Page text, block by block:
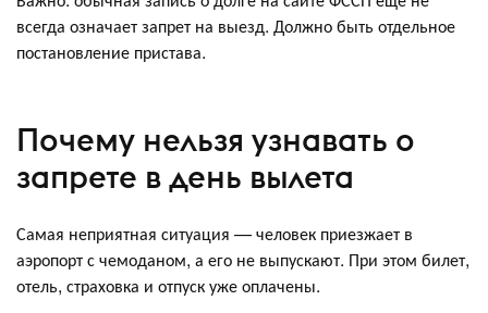
всегда означает запрет на выезд. Должно быть отдельное
постановление пристава.
Почему нельзя узнавать о
запрете в день вылета
Самая неприятная ситуация — человек приезжает в
аэропорт с чемоданом, а его не выпускают. При этом билет,
отель, страховка и отпуск уже оплачены.